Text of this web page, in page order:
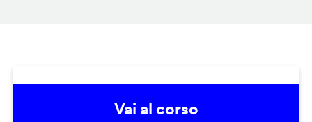
Vai al corso